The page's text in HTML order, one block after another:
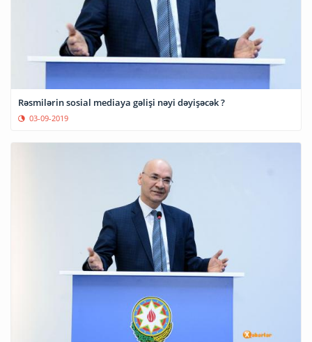
Rəsmilərin sosial mediaya gəlişi nəyi dəyişəcək ?
03-09-2019